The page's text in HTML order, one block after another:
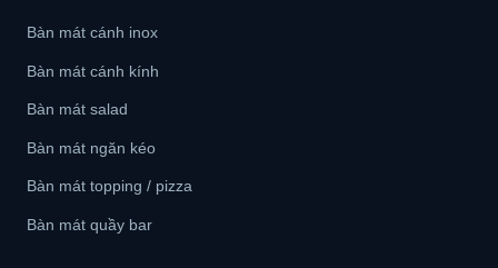
Bàn mát cánh inox
Bàn mát cánh kính
Bàn mát salad
Bàn mát ngăn kéo
Bàn mát topping / pizza
Bàn mát quầy bar